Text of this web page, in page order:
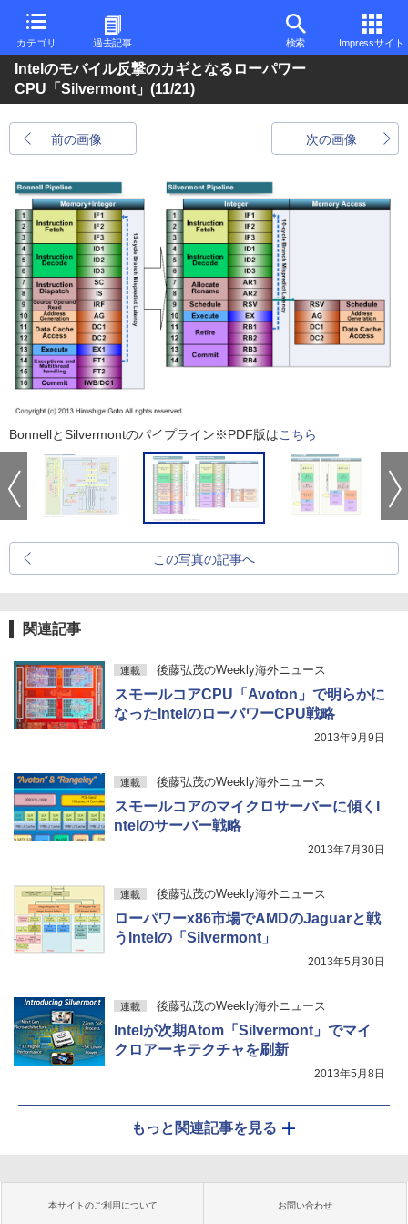
カテゴリ 過去記事 検索 Impressサイト
Intelのモバイル反撃のカギとなるローパワー
CPU「Silvermont」 (11/21)
前の画像 次の画像
BonnellとSilvermontのパイプライン※PDF版はこちら
この写真の記事へ
関連記事
連載 後藤弘茂のWeekly海外ニュース
スモールコアCPU「Avoton」で明らかに
なったIntelのローパワーCPU戦略
2013年9月9日
連載 後藤弘茂のWeekly海外ニュース
スモールコアのマイクロサーバーに傾くI
ntelのサーバー戦略
2013年7月30日
連載 後藤弘茂のWeekly海外ニュース
ローパワーx86市場でAMDのJaguarと戦
うIntelの「Silvermont」
2013年5月30日
連載 後藤弘茂のWeekly海外ニュース
Intelが次期Atom「Silvermont」でマイ
クロアーキテクチャを刷新
2013年5月8日
もっと関連記事を見る
本サイトのご利用について お問い合わせ